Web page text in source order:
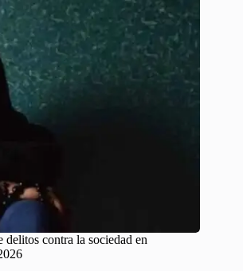
delitos contra la sociedad en